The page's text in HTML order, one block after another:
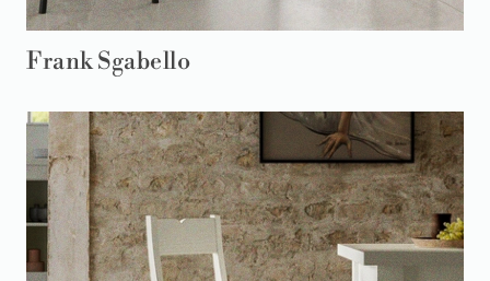
Frank Sgabello